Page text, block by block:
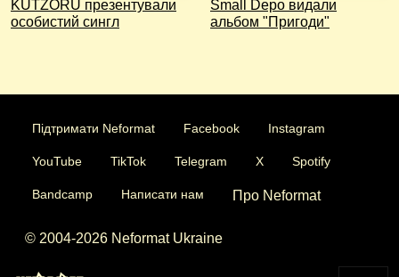
KUTZÔRU презентували
особистий сингл
Small Depo видали
альбом "Пригоди"
Підтримати Neformat Facebook Instagram
YouTube TikTok Telegram X Spotify
Bandcamp Написати нам Про Neformat
© 2004-2026 Neformat Ukraine